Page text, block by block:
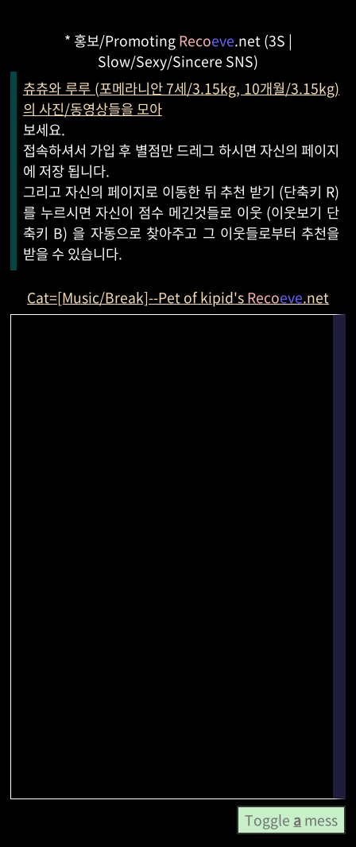
* 홍보/PromotingRecoeve.net (3S |
Slow/Sexy/Sincere SNS)
츄츄와 루루 (포메라니안 7세/3.15kg, 10개월/3.15kg)
의 사진/동영상들을 모아
보세요.
접속하셔서 가입 후 별점만 드레그 하시면 자신의 페이지
에 저장 됩니다.
그리고 자신의 페이지로 이동한 뒤 추천 받기 (단축키 R)
를 누르시면 자신이 점수 메긴것들로 이웃 (이웃보기 단
축키 B) 을 자동으로 찾아주고 그 이웃들로부터 추천을
받을 수 있습니다.
Cat=[Music/Break]--Pet of kipid'sRecoeve.net
Toggle amess